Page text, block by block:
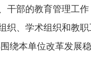
部的教育管理工作
、学术组织和教职
本单位改革发展稳